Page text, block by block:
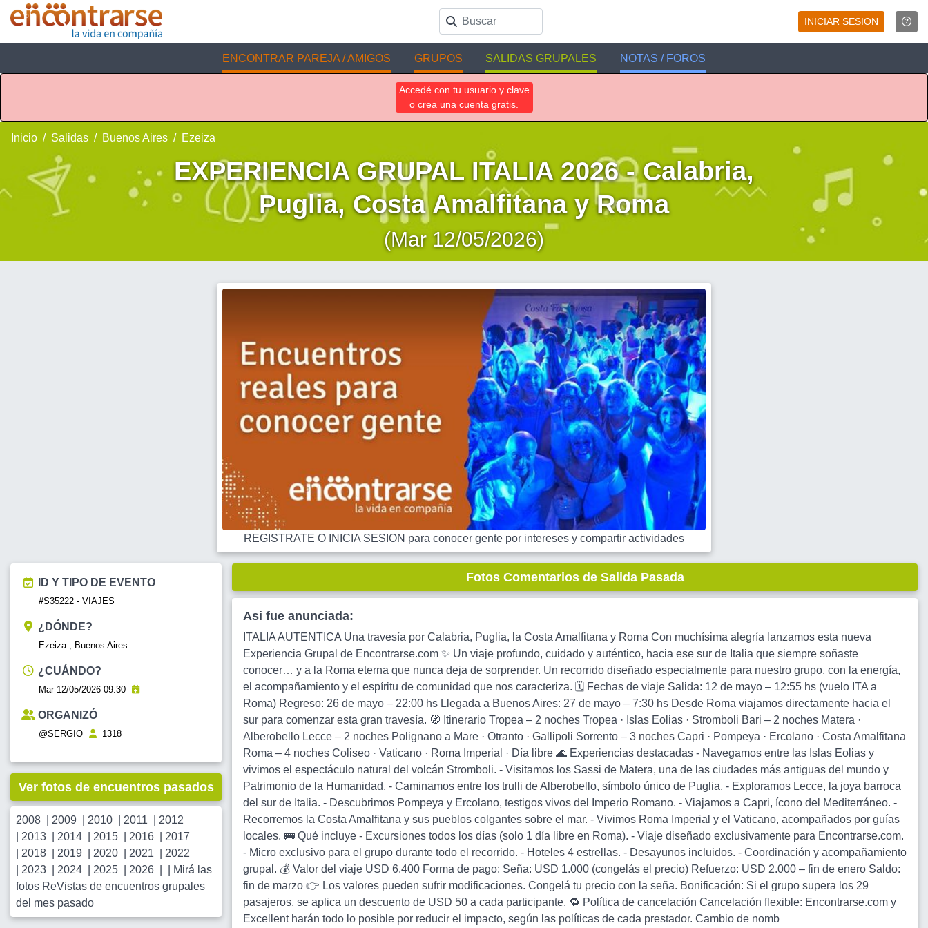
INICIAR SESION
ENCONTRAR PAREJA / AMIGOS GRUPOS SALIDAS GRUPALES NOTAS / FOROS
Accedé con tu usuario y clave
o crea una cuenta gratis.
Inicio Salidas Buenos Aires Ezeiza
EXPERIENCIA GRUPAL ITALIA 2026 - Calabria,
Puglia, Costa Amalfitana y Roma
(Mar 12/05/2026)
REGISTRATE O INICIA SESION para conocer gente por intereses y compartir actividades
ID Y TIPO DE EVENTO
#S35222 - VIAJES
¿DÓNDE?
Ezeiza , Buenos Aires
¿CUÁNDO?
Mar 12/05/2026 09:30
ORGANIZÓ
@SERGIO 1318
Ver fotos de encuentros pasados
2008 2009 2010 2011
2012
2013 2014 2015 2016
2017
2018 2019 2020 2021
2022
2023 2024 2025 2026
Mirá las
fotos ReVistas de encuentros grupales
del mes pasado
Fotos Comentarios de Salida Pasada
Asi fue anunciada:
ITALIA AUTENTICA Una travesía por Calabria, Puglia, la Costa Amalfitana y Roma Con muchísima alegría lanzamos esta nueva
Experiencia Grupal de Encontrarse.com ✨ Un viaje profundo, cuidado y auténtico, hacia ese sur de Italia que siempre soñaste
conocer… y a la Roma eterna que nunca deja de sorprender. Un recorrido diseñado especialmente para nuestro grupo, con la energía,
el acompañamiento y el espíritu de comunidad que nos caracteriza. 🗓 Fechas de viaje Salida: 12 de mayo – 12:55 hs (vuelo ITA a
Roma) Regreso: 26 de mayo – 22:00 hs Llegada a Buenos Aires: 27 de mayo – 7:30 hs Desde Roma viajamos directamente hacia el
sur para comenzar esta gran travesía. 🧭 Itinerario Tropea – 2 noches Tropea · Islas Eolias · Stromboli Bari – 2 noches Matera ·
Alberobello Lecce – 2 noches Polignano a Mare · Otranto · Gallipoli Sorrento – 3 noches Capri · Pompeya · Ercolano · Costa Amalfitana
Roma – 4 noches Coliseo · Vaticano · Roma Imperial · Día libre 🌊 Experiencias destacadas - Navegamos entre las Islas Eolias y
vivimos el espectáculo natural del volcán Stromboli. - Visitamos los Sassi de Matera, una de las ciudades más antiguas del mundo y
Patrimonio de la Humanidad. - Caminamos entre los trulli de Alberobello, símbolo único de Puglia. - Exploramos Lecce, la joya barroca
del sur de Italia. - Descubrimos Pompeya y Ercolano, testigos vivos del Imperio Romano. - Viajamos a Capri, ícono del Mediterráneo. -
Recorremos la Costa Amalfitana y sus pueblos colgantes sobre el mar. - Vivimos Roma Imperial y el Vaticano, acompañados por guías
locales. 🚌 Qué incluye - Excursiones todos los días (solo 1 día libre en Roma). - Viaje diseñado exclusivamente para Encontrarse.com.
- Micro exclusivo para el grupo durante todo el recorrido. - Hoteles 4 estrellas. - Desayunos incluidos. - Coordinación y acompañamiento
grupal. 💰 Valor del viaje USD 6.400 Forma de pago: Seña: USD 1.000 (congelás el precio) Refuerzo: USD 2.000 – fin de enero Saldo:
fin de marzo 👉 Los valores pueden sufrir modificaciones. Congelá tu precio con la seña. Bonificación: Si el grupo supera los 29
pasajeros, se aplica un descuento de USD 50 a cada participante. 🔁 Política de cancelación Cancelación flexible: Encontrarse.com y
Excellent harán todo lo posible por reducir el impacto, según las políticas de cada prestador. Cambio de nomb